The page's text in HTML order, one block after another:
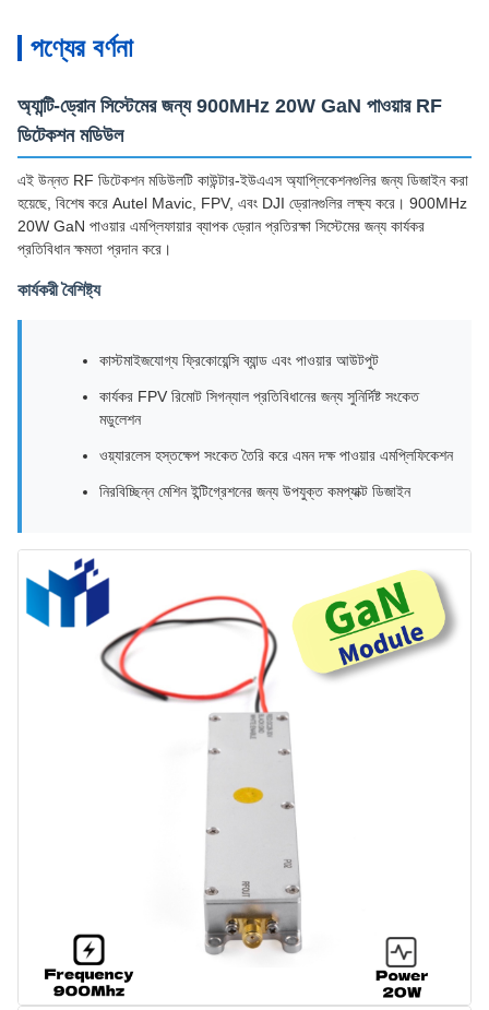
পণ্যের বর্ণনা
অ্যান্টি-ড্রোন সিস্টেমের জন্য 900MHz 20W GaN পাওয়ার RF
ডিটেকশন মডিউল
এই উন্নত RF ডিটেকশন মডিউলটি কাউন্টার-ইউএএস অ্যাপ্লিকেশনগুলির জন্য ডিজাইন করা
হয়েছে, বিশেষ করে Autel Mavic, FPV, এবং DJI ড্রোনগুলির লক্ষ্য করে। 900MHz
20W GaN পাওয়ার এমপ্লিফায়ার ব্যাপক ড্রোন প্রতিরক্ষা সিস্টেমের জন্য কার্যকর
প্রতিবিধান ক্ষমতা প্রদান করে।
কার্যকরী বৈশিষ্ট্য
কাস্টমাইজযোগ্য ফ্রিকোয়েন্সি ব্যান্ড এবং পাওয়ার আউটপুট
কার্যকর FPV রিমোট সিগন্যাল প্রতিবিধানের জন্য সুনির্দিষ্ট সংকেত
মডুলেশন
ওয়্যারলেস হস্তক্ষেপ সংকেত তৈরি করে এমন দক্ষ পাওয়ার এমপ্লিফিকেশন
নিরবিচ্ছিন্ন মেশিন ইন্টিগ্রেশনের জন্য উপযুক্ত কমপ্যাক্ট ডিজাইন